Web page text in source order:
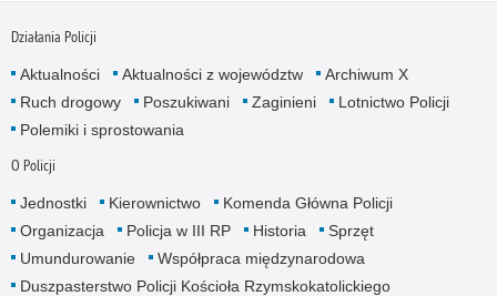
Działania Policji
Aktualności Aktualności z województw
Archiwum X
Ruch drogowy
Poszukiwani Zaginieni
Lotnictwo Policji
Polemiki i sprostowania
O Policji
Jednostki Kierownictwo
Komenda Główna Policji
Organizacja
Policja w III RP Historia
Sprzęt
Umundurowanie
Współpraca międzynarodowa
Duszpasterstwo Policji Kościoła Rzymskokatolickiego